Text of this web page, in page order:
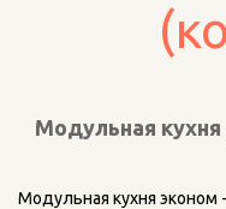
Модульная
Модульная кухня эконом